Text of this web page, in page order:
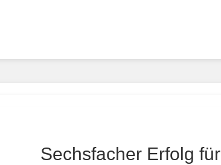
Sechsfacher Erfolg